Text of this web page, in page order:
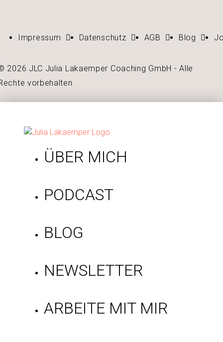
Impressum Datenschutz AGB Blog
2026 JLC Julia Lakaemper Coaching GmbH - Alle
vorbehalten
ÜBER MICH
PODCAST
BLOG
NEWSLETTER
ARBEITE MIT MIR